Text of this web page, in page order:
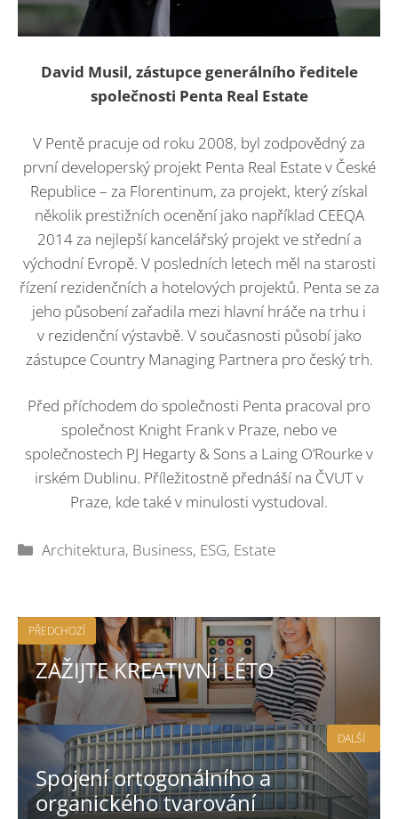
David Musil, zástupce generálního ředitele
společnosti Penta Real Estate
V Pentě pracuje od roku 2008, byl zodpovědný za
první developerský projekt Penta Real Estate v České
Republice – za Florentinum, za projekt, který získal
několik prestižních ocenění jako například CEEQA
2014 za nejlepší kancelářský projekt ve střední a
východní Evropě. V posledních letech měl na starosti
řízení rezidenčních a hotelových projektů. Penta se za
jeho působení zařadila mezi hlavní hráče na trhu i
v rezidenční výstavbě. V současnosti působí jako
zástupce Country Managing Partnera pro český trh.
Před příchodem do společnosti Penta pracoval pro
společnost Knight Frank v Praze, nebo ve
společnostech PJ Hegarty & Sons a Laing O’Rourke v
irském Dublinu. Příležitostně přednáší na ČVUT v
Praze, kde také v minulosti vystudoval.
Rubriky
Architektura, Business, ESG, Estate
PŘEDCHOZÍ
ZAŽIJTE KREATIVNÍ LÉTO
Spojení ortogonálního a
organického tvarování
DALŠÍ